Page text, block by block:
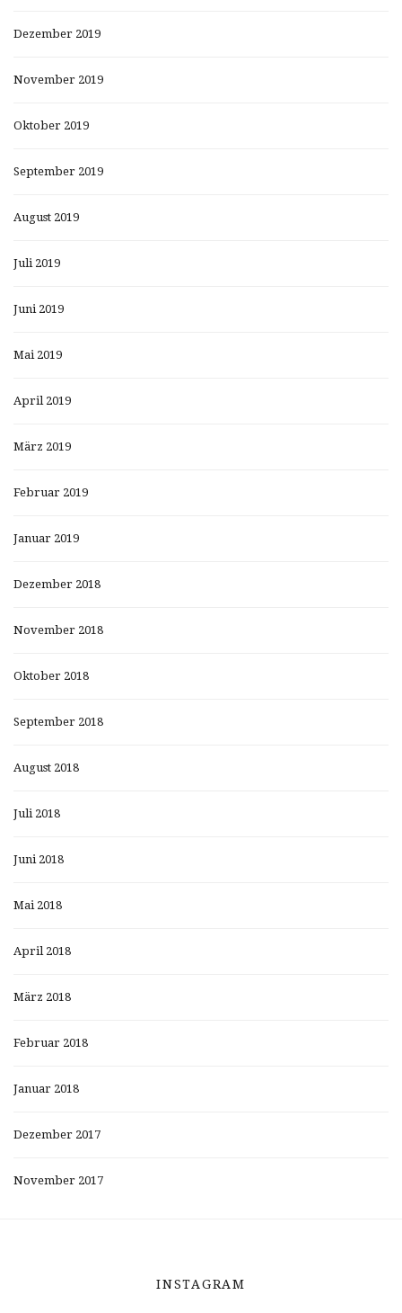
Dezember 2019
November 2019
Oktober 2019
September 2019
August 2019
Juli 2019
Juni 2019
Mai 2019
April 2019
März 2019
Februar 2019
Januar 2019
Dezember 2018
November 2018
Oktober 2018
September 2018
August 2018
Juli 2018
Juni 2018
Mai 2018
April 2018
März 2018
Februar 2018
Januar 2018
Dezember 2017
November 2017
INSTAGRAM